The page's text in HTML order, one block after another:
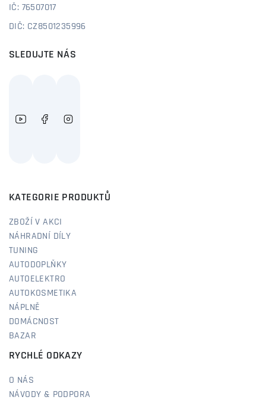
IČ: 76507017
DIČ: CZ8501235996
SLEDUJTE NÁS
KATEGORIE PRODUKTŮ
ZBOŽÍ V AKCI
NÁHRADNÍ DÍLY
TUNING
AUTODOPLŇKY
AUTOELEKTRO
AUTOKOSMETIKA
NÁPLNĚ
DOMÁCNOST
BAZAR
RYCHLÉ ODKAZY
O NÁS
NÁVODY & PODPORA